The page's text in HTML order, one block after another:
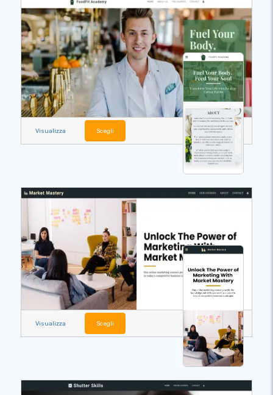
Visualizza Scegli
Visualizza Scegli